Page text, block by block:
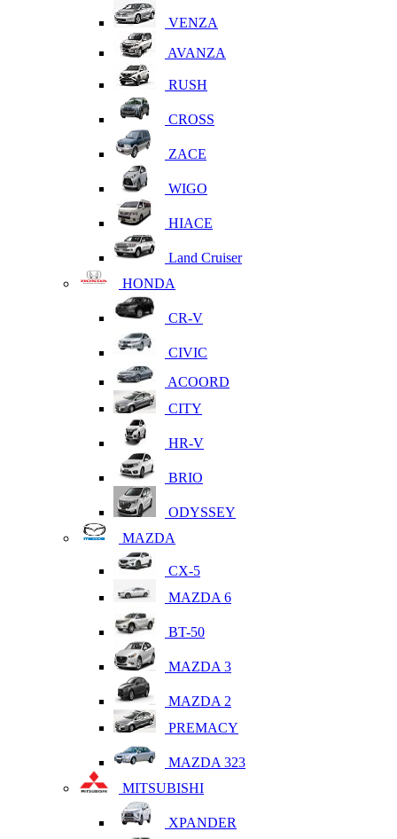
VENZA
AVANZA
RUSH
CROSS
ZACE
WIGO
HIACE
Land Cruiser
HONDA
CR-V
CIVIC
ACOORD
CITY
HR-V
BRIO
ODYSSEY
MAZDA
CX-5
MAZDA 6
BT-50
MAZDA 3
MAZDA 2
PREMACY
MAZDA 323
MITSUBISHI
XPANDER